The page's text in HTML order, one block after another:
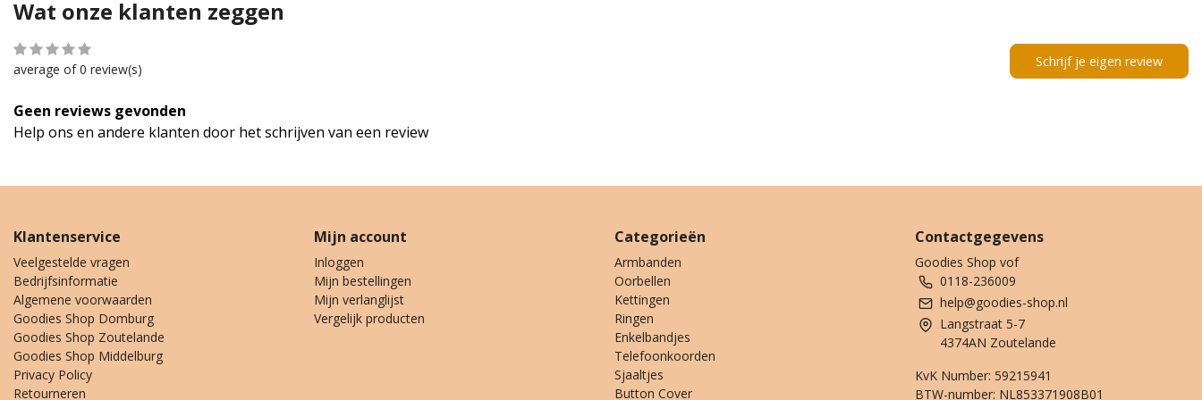
Wat onze klanten zeggen
average of 0 review(s) Schrijf je eigen review
Geen reviews gevonden
Help ons en andere klanten door het schrijven van een review
Klantenservice
Veelgestelde vragen
Bedrijfsinformatie
Algemene voorwaarden
Goodies Shop Domburg
Goodies Shop Zoutelande
Goodies Shop Middelburg
Privacy Policy
Retourneren
Mijn account
Inloggen
Mijn bestellingen
Mijn verlanglijst
Vergelijk producten
Categorieën
Armbanden
Oorbellen
Kettingen
Ringen
Enkelbandjes
Telefoonkoorden
Sjaaltjes
Button Cover
Contactgegevens
Goodies Shop vof
0118-236009
help@goodies-shop.nl
Langstraat 5-7
4374AN Zoutelande
KvK Number: 59215941
BTW-number: NL853371908B01